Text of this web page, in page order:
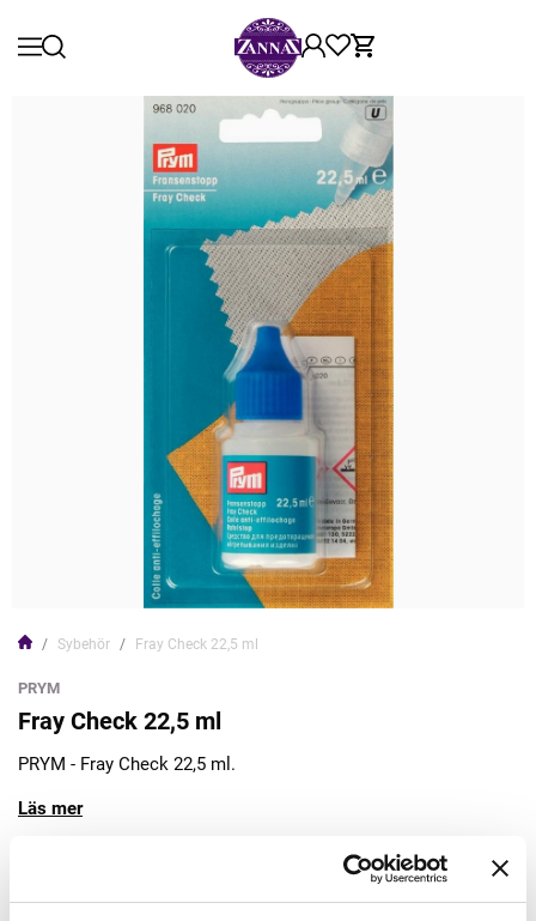
Sybehör Fray Check 22,5 ml
PRYM
Fray Check 22,5 ml
PRYM - Fray Check 22,5 ml.
Läs mer